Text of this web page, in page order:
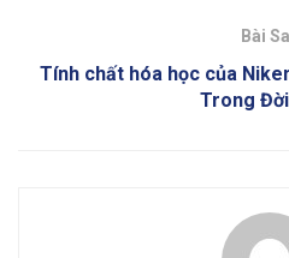
Bài
Tính chất hóa học của
Trong